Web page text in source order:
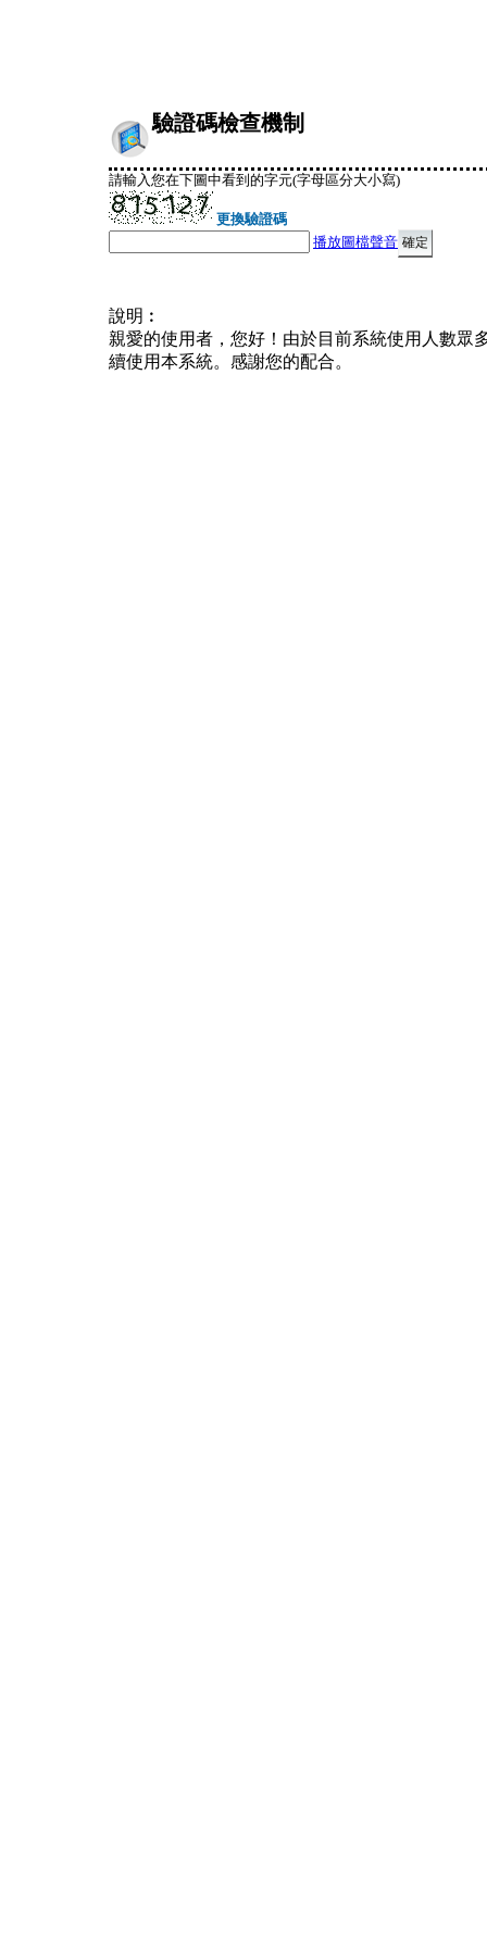
驗證碼檢查機制
請輸入您在下圖中看到的字元(字母區分大小寫)
更換驗證碼
播放圖檔聲音
說明︰
親愛的使用者，您好！由於目前系統使用人數眾
續使用本系統。感謝您的配合。